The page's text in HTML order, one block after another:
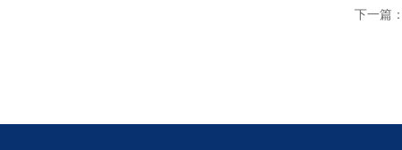
下一篇